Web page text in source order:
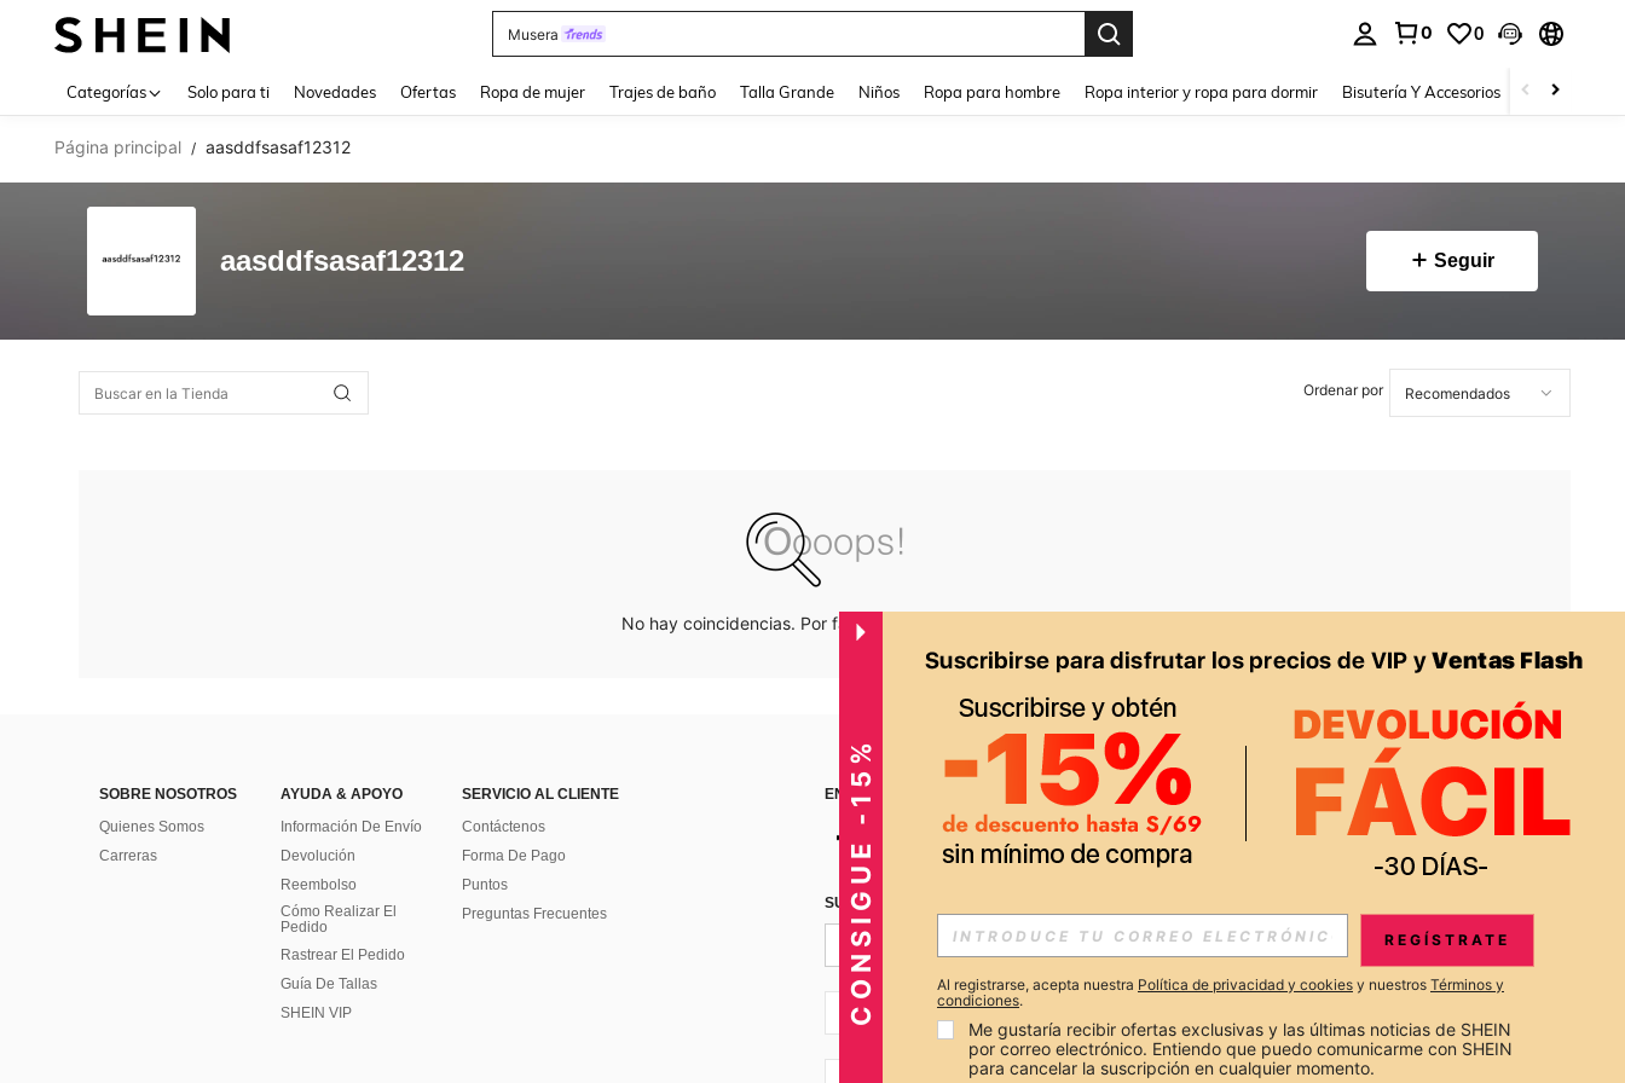
Musera
0 0
Categorías Solo para ti Novedades Ofertas Ropa de mujer Trajes de baño Talla Grande Niños Ropa para hombre Ropa interior y ropa para dormir Bisutería Y Accesorios Zapatos
Página principal / aasddfsasaf12312
aasddfsasaf12312 Seguir
Ordenar por
No hay coincidencias. Por favor inténtalo de nuevo.
SOBRE NOSOTROS
Quienes Somos
Carreras
AYUDA & APOYO
Información De Envío
Devolución
Reembolso
Cómo Realizar El
Pedido
Rastrear El Pedido
Guía De Tallas
SHEIN VIP
SERVICIO AL CLIENTE
Contáctenos
Forma De Pago
Puntos
Preguntas Frecuentes
ENCUÉNTRANOS EN APP
SUSCRÍBETE PARA RECIBIR OFERTAS EXCLUSIVAS, PROMOCIONES Y NOTICIAS DE SHEIN
Suscribir
PE + 51
CONSIGUE -15% REGÍSTRATE
Al registrarse, acepta nuestra Política de privacidad y cookies y nuestros Términos y
condiciones.
Me gustaría recibir ofertas exclusivas y las últimas noticias de SHEIN
por correo electrónico. Entiendo que puedo comunicarme con SHEIN
para cancelar la suscripción en cualquier momento.